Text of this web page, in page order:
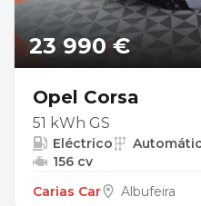
23 990 €
Opel Corsa
51 kWh GS
Eléctrico
156 cv
Carias Car
Albufeira